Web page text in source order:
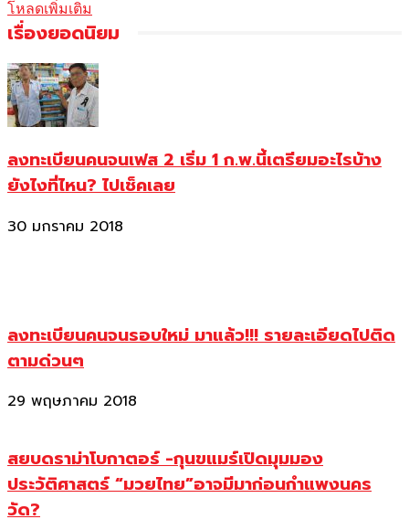
โหลดเพิ่มเติม
เรื่องยอดนิยม
ลงทะเบียนคนจนเฟส 2 เริ่ม 1 ก.พ.นี้เตรียมอะไรบ้าง
ยังไงที่ไหน? ไปเช็คเลย
30 มกราคม 2018
ลงทะเบียนคนจนรอบใหม่ มาแล้ว!!! รายละเอียดไปติด
ตามด่วนๆ
29 พฤษภาคม 2018
สยบดราม่าโบกาตอร์ -กุนขแมร์เปิดมุมมอง
ประวัติศาสตร์ “มวยไทย”อาจมีมาก่อนกำแพงนคร
วัด?